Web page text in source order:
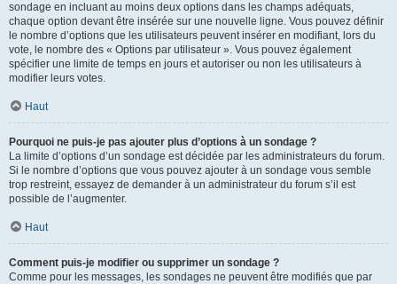
sondage en incluant au moins deux options dans les champs adéquats,
chaque option devant être insérée sur une nouvelle ligne. Vous pouvez définir
le nombre d’options que les utilisateurs peuvent insérer en modifiant, lors du
vote, le nombre des « Options par utilisateur ». Vous pouvez également
spécifier une limite de temps en jours et autoriser ou non les utilisateurs à
modifier leurs votes.
Haut
Pourquoi ne puis-je pas ajouter plus d’options à un sondage ?
La limite d’options d’un sondage est décidée par les administrateurs du forum.
Si le nombre d’options que vous pouvez ajouter à un sondage vous semble
trop restreint, essayez de demander à un administrateur du forum s’il est
possible de l’augmenter.
Haut
Comment puis-je modifier ou supprimer un sondage ?
Comme pour les messages, les sondages ne peuvent être modifiés que par